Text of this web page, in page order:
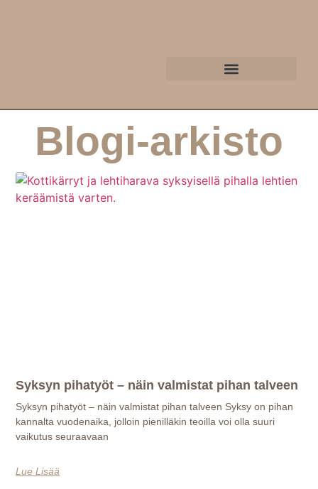
Blogi-arkisto
Syksyn pihatyöt – näin valmistat pihan talveen
Syksyn pihatyöt – näin valmistat pihan talveen Syksy on pihan
kannalta vuodenaika, jolloin pienilläkin teoilla voi olla suuri
vaikutus seuraavaan
Lue Lisää